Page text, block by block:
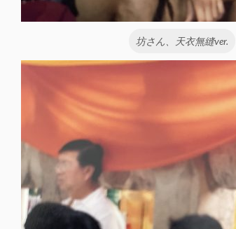
坊さん、天衣無縫ver.